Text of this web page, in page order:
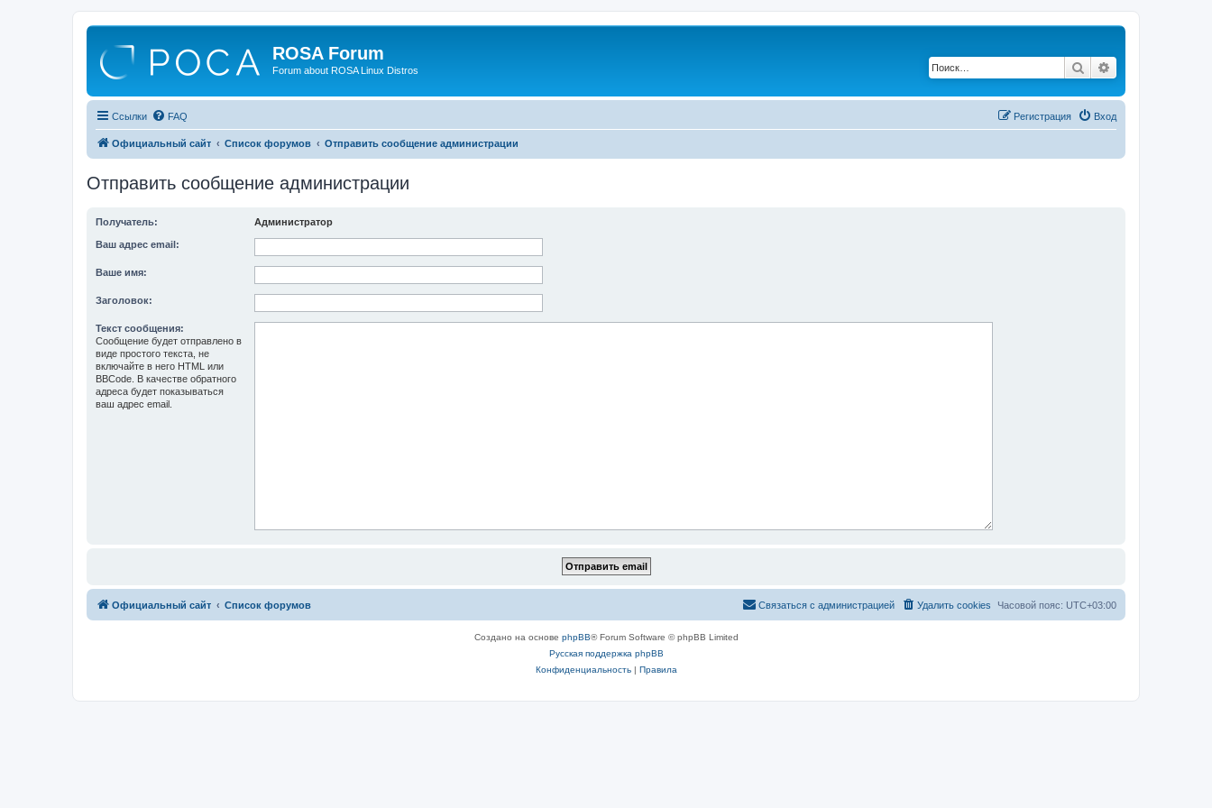
ROSA Forum
Forum about ROSA Linux Distros Поиск
Ссылки FAQ Вход
Регистрация
Официальный сайт Список форумов Отправить сообщение администрации
Отправить сообщение администрации
Получатель: Администратор
Ваш адрес email:
Ваше имя:
Заголовок:
Текст сообщения:
Сообщение будет отправлено в
виде простого текста, не
включайте в него HTML или
BBCode. В качестве обратного
адреса будет показываться
ваш адрес email.
Официальный сайт Список форумов Часовой пояс: UTC+03:00
Удалить cookies
Связаться с администрацией
Создано на основе phpBB® Forum Software © phpBB Limited
Русская поддержка phpBB
Конфиденциальность| Правила